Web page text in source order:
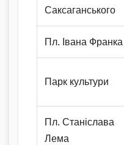
Саксаганського
Пл. Івана Франка
Парк культури
Пл. Станіслава
Лема